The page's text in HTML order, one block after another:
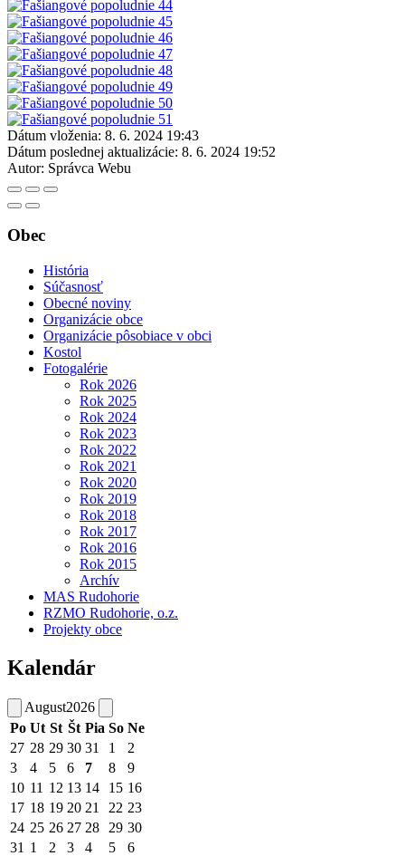
Dátum vloženia: 8. 6. 2024 19:43
Dátum poslednej aktualizácie: 8. 6. 2024 19:52
Autor: Správca Webu
Obec
História
Súčasnosť
Obecné noviny
Organizácie obce
Organizácie pôsobiace v obci
Kostol
Fotogalérie
Rok 2026
Rok 2025
Rok 2024
Rok 2023
Rok 2022
Rok 2021
Rok 2020
Rok 2019
Rok 2018
Rok 2017
Rok 2016
Rok 2015
Archív
MAS Rudohorie
RZMO Rudohorie, o.z.
Projekty obce
Kalendár
August2026
Po Ut St Št Pia So Ne
27 28 29 30 31 1
2
3
4 5 6 7 8
9
10 11 12 13 14 15 16
17 18 19 20 21 22 23
24 25 26 27 28 29 30
31 1 2 3 4 5 6